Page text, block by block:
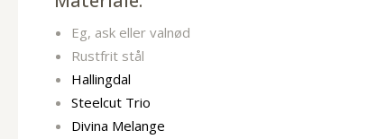
Eg, ask eller valnød
Rustfrit stål
Hallingdal
Steelcut Trio
Divina Melange